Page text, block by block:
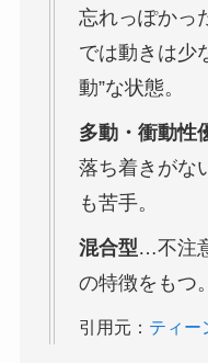
忘れっぽかっ
では動きは少
動”な状態。
多動・衝動性
落ち着きがな
も苦手。
混合型…不注
の特徴をもつ。
引用元： ティー